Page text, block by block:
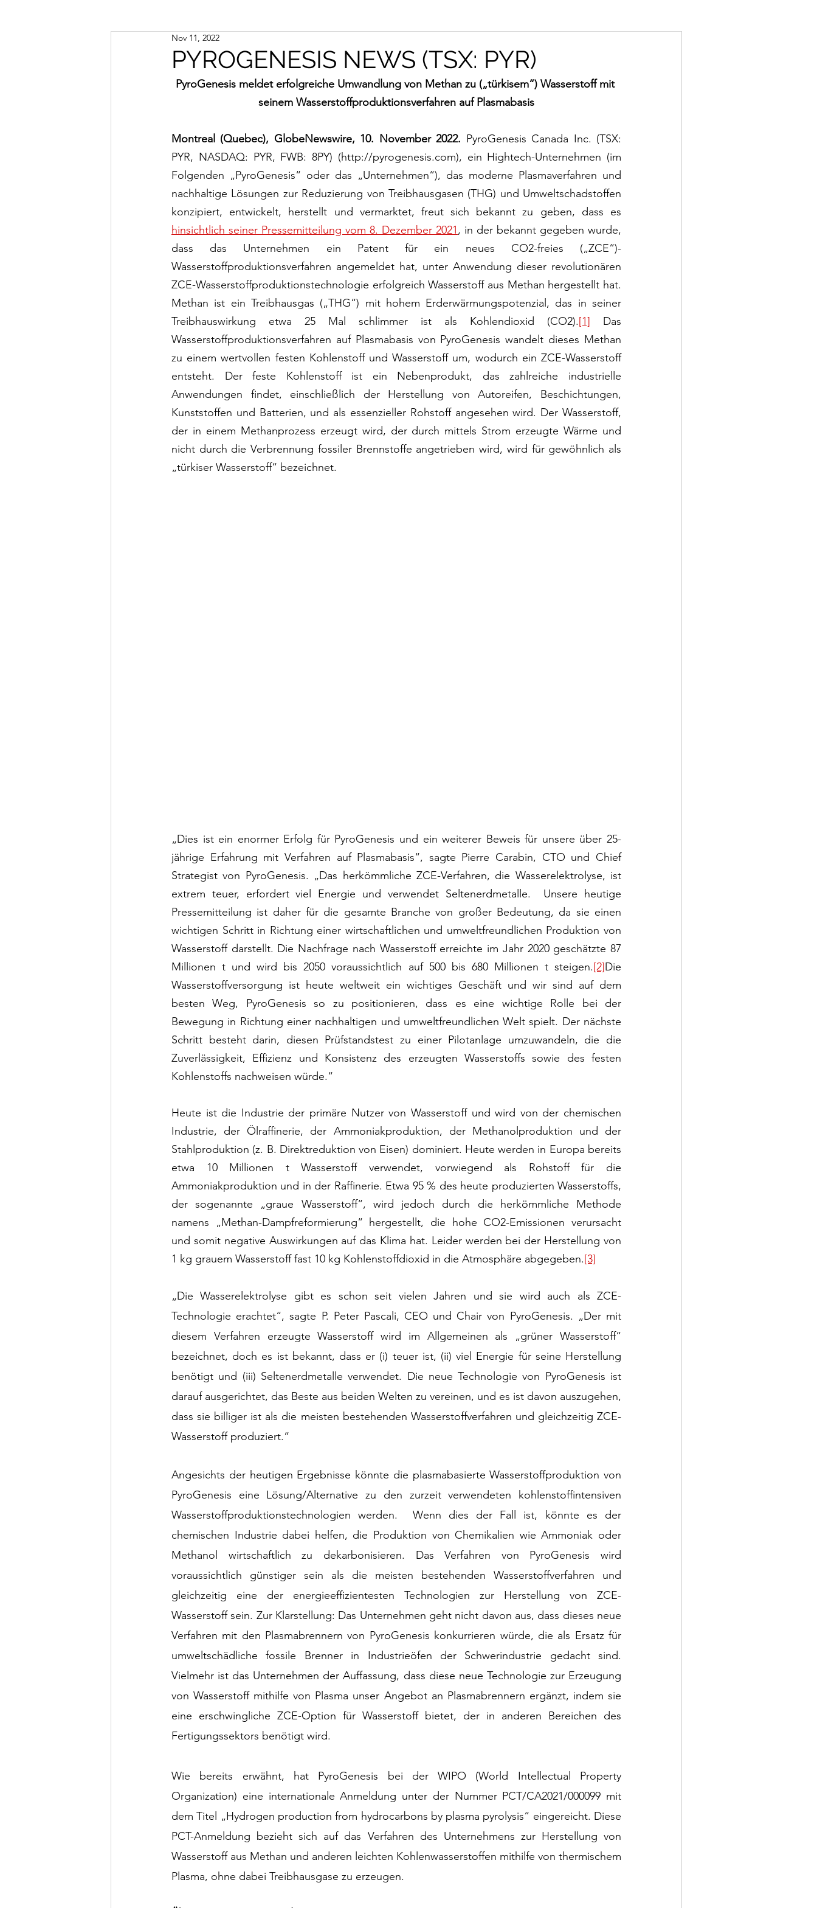
PYROGENESIS NEWS (TSX: PYR)
Nov 11, 2022
PyroGenesis meldet erfolgreiche Umwandlung von Methan zu („türkisem“) Wasserstoff mit
seinem Wasserstoffproduktionsverfahren auf Plasmabasis
Montreal (Quebec), GlobeNewswire, 10. November 2022. PyroGenesis Canada Inc. (TSX:
PYR, NASDAQ: PYR, FWB: 8PY) (http://pyrogenesis.com), ein Hightech-Unternehmen (im
Folgenden „PyroGenesis“ oder das „Unternehmen“), das moderne Plasmaverfahren und
nachhaltige Lösungen zur Reduzierung von Treibhausgasen (THG) und Umweltschadstoffen
hinsichtlich seiner Pressemitteilung vom 8. Dezember 2021, in der bekannt gegeben wurde,
dass das Unternehmen ein Patent für ein neues CO2-freies („ZCE“)-
Wasserstoffproduktionsverfahren angemeldet hat, unter Anwendung dieser revolutionären
ZCE-Wasserstoffproduktionstechnologie erfolgreich Wasserstoff aus Methan hergestellt hat.
Methan ist ein Treibhausgas („THG“) mit hohem Erderwärmungspotenzial, das in seiner
Treibhauswirkung etwa 25 Mal schlimmer ist als Kohlendioxid (CO2).[1] Das
Wasserstoffproduktionsverfahren auf Plasmabasis von PyroGenesis wandelt dieses Methan
zu einem wertvollen festen Kohlenstoff und Wasserstoff um, wodurch ein ZCE-Wasserstoff
entsteht. Der feste Kohlenstoff ist ein Nebenprodukt, das zahlreiche industrielle
Anwendungen findet, einschließlich der Herstellung von Autoreifen, Beschichtungen,
Kunststoffen und Batterien, und als essenzieller Rohstoff angesehen wird. Der Wasserstoff,
der in einem Methanprozess erzeugt wird, der durch mittels Strom erzeugte Wärme und
nicht durch die Verbrennung fossiler Brennstoffe angetrieben wird, wird für gewöhnlich als
„türkiser Wasserstoff“ bezeichnet.
„Dies ist ein enormer Erfolg für PyroGenesis und ein weiterer Beweis für unsere über 25-
jährige Erfahrung mit Verfahren auf Plasmabasis“, sagte Pierre Carabin, CTO und Chief
Strategist von PyroGenesis. „Das herkömmliche ZCE-Verfahren, die Wasserelektrolyse, ist
extrem teuer, erfordert viel Energie und verwendet Seltenerdmetalle.  Unsere heutige
Pressemitteilung ist daher für die gesamte Branche von großer Bedeutung, da sie einen
wichtigen Schritt in Richtung einer wirtschaftlichen und umweltfreundlichen Produktion von
Wasserstoff darstellt. Die Nachfrage nach Wasserstoff erreichte im Jahr 2020 geschätzte 87
Millionen t und wird bis 2050 voraussichtlich auf 500 bis 680 Millionen t steigen.[2]Die
Wasserstoffversorgung ist heute weltweit ein wichtiges Geschäft und wir sind auf dem
besten Weg, PyroGenesis so zu positionieren, dass es eine wichtige Rolle bei der
Bewegung in Richtung einer nachhaltigen und umweltfreundlichen Welt spielt. Der nächste
Schritt besteht darin, diesen Prüfstandstest zu einer Pilotanlage umzuwandeln, die die
Zuverlässigkeit, Effizienz und Konsistenz des erzeugten Wasserstoffs sowie des festen
Kohlenstoffs nachweisen würde.“
Heute ist die Industrie der primäre Nutzer von Wasserstoff und wird von der chemischen
Industrie, der Ölraffinerie, der Ammoniakproduktion, der Methanolproduktion und der
Stahlproduktion (z. B. Direktreduktion von Eisen) dominiert. Heute werden in Europa bereits
etwa 10 Millionen t Wasserstoff verwendet, vorwiegend als Rohstoff für die
Ammoniakproduktion und in der Raffinerie. Etwa 95 % des heute produzierten Wasserstoffs,
der sogenannte „graue Wasserstoff“, wird jedoch durch die herkömmliche Methode
namens „Methan-Dampfreformierung“ hergestellt, die hohe CO2-Emissionen verursacht
und somit negative Auswirkungen auf das Klima hat. Leider werden bei der Herstellung von
1 kg grauem Wasserstoff fast 10 kg Kohlenstoffdioxid in die Atmosphäre abgegeben.[3]
„Die Wasserelektrolyse gibt es schon seit vielen Jahren und sie wird auch als ZCE-
Technologie erachtet“, sagte P. Peter Pascali, CEO und Chair von PyroGenesis. „Der mit
diesem Verfahren erzeugte Wasserstoff wird im Allgemeinen als „grüner Wasserstoff“
bezeichnet, doch es ist bekannt, dass er (i) teuer ist, (ii) viel Energie für seine Herstellung
benötigt und (iii) Seltenerdmetalle verwendet. Die neue Technologie von PyroGenesis ist
darauf ausgerichtet, das Beste aus beiden Welten zu vereinen, und es ist davon auszugehen,
dass sie billiger ist als die meisten bestehenden Wasserstoffverfahren und gleichzeitig ZCE-
Wasserstoff produziert.“
Angesichts der heutigen Ergebnisse könnte die plasmabasierte Wasserstoffproduktion von
PyroGenesis eine Lösung/Alternative zu den zurzeit verwendeten kohlenstoffintensiven
Wasserstoffproduktionstechnologien werden.  Wenn dies der Fall ist, könnte es der
chemischen Industrie dabei helfen, die Produktion von Chemikalien wie Ammoniak oder
Methanol wirtschaftlich zu dekarbonisieren. Das Verfahren von PyroGenesis wird
voraussichtlich günstiger sein als die meisten bestehenden Wasserstoffverfahren und
gleichzeitig eine der energieeffizientesten Technologien zur Herstellung von ZCE-
Wasserstoff sein. Zur Klarstellung: Das Unternehmen geht nicht davon aus, dass dieses neue
Verfahren mit den Plasmabrennern von PyroGenesis konkurrieren würde, die als Ersatz für
umweltschädliche fossile Brenner in Industrieöfen der Schwerindustrie gedacht sind.
Vielmehr ist das Unternehmen der Auffassung, dass diese neue Technologie zur Erzeugung
von Wasserstoff mithilfe von Plasma unser Angebot an Plasmabrennern ergänzt, indem sie
eine erschwingliche ZCE-Option für Wasserstoff bietet, der in anderen Bereichen des
Fertigungssektors benötigt wird.
Wie bereits erwähnt, hat PyroGenesis bei der WIPO (World Intellectual Property
Organization) eine internationale Anmeldung unter der Nummer PCT/CA2021/000099 mit
dem Titel „Hydrogen production from hydrocarbons by plasma pyrolysis“ eingereicht. Diese
PCT-Anmeldung bezieht sich auf das Verfahren des Unternehmens zur Herstellung von
Wasserstoff aus Methan und anderen leichten Kohlenwasserstoffen mithilfe von thermischem
Plasma, ohne dabei Treibhausgase zu erzeugen.